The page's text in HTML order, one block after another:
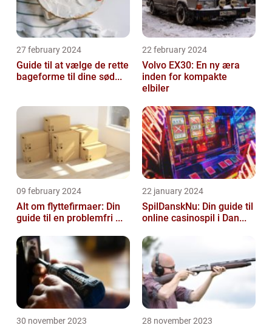
27 february 2024
Guide til at vælge de rette
bageforme til dine sød...
22 february 2024
Volvo EX30: En ny æra
inden for kompakte
elbiler
09 february 2024
Alt om flyttefirmaer: Din
guide til en problemfri ...
22 january 2024
SpilDanskNu: Din guide til
online casinospil i Dan...
30 november 2023 28 november 2023